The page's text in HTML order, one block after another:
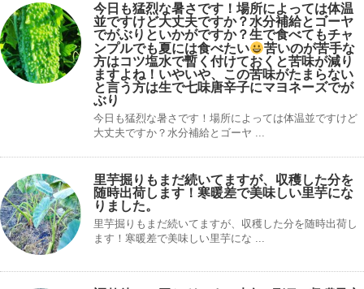
今日も猛烈な暑さです！場所によっては体温
並ですけど大丈夫ですか？水分補給とゴーヤ
でがぶりといかがですか？生で食べてもチャ
ンプルでも夏には食べたい
苦いのが苦手な
方はコツ塩水で暫く付けておくと苦味が減り
ますよね！いやいや、この苦味がたまらない
と言う方は生で七味唐辛子にマヨネーズでが
ぶり
今日も猛烈な暑さです！場所によっては体温並ですけど
大丈夫ですか？水分補給とゴーヤ ...
里芋掘りもまだ続いてますが、収穫した分を
随時出荷します！寒暖差で美味しい里芋にな
りました。
里芋掘りもまだ続いてますが、収穫した分を随時出荷し
ます！寒暖差で美味しい里芋にな ...